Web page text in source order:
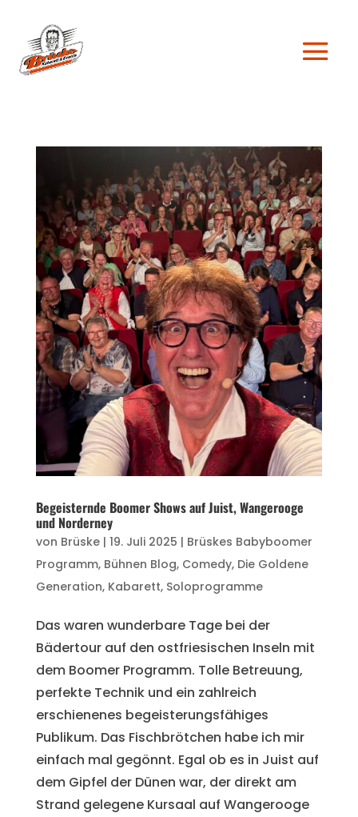
Begeisternde Boomer Shows auf Juist, Wangerooge
und Norderney
von Brüske| 19. Juli 2025 | Brüskes Babyboomer
Programm, Bühnen Blog, Comedy, Die Goldene
Generation, Kabarett, Soloprogramme
Das waren wunderbare Tage bei der
Bädertour auf den ostfriesischen Inseln mit
dem Boomer Programm. Tolle Betreuung,
perfekte Technik und ein zahlreich
erschienenes begeisterungsfähiges
Publikum. Das Fischbrötchen habe ich mir
einfach mal gegönnt. Egal ob es in Juist auf
dem Gipfel der Dünen war, der direkt am
Strand gelegene Kursaal auf Wangerooge